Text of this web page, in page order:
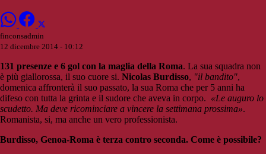
finconsadmin
12 dicembre 2014 - 10:12
131 presenze e 6 gol con la maglia della Roma. La sua squadra non
è più giallorossa, il suo cuore si. Nicolas Burdisso, "il bandito",
domenica affronterà il suo passato, la sua Roma che per 5 anni ha
difeso con tutta la grinta e il sudore che aveva in corpo. «Le auguro lo
scudetto. Ma deve ricominciare a vincere la settimana prossima».
Romanista, si, ma anche un vero professionista.
Burdisso, Genoa-Roma è terza contro seconda. Come è possibile?